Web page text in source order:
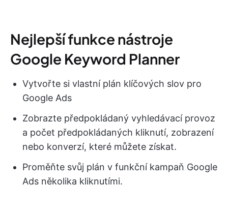
Nejlepší funkce nástroje
Google Keyword Planner
Vytvořte si vlastní plán klíčových slov pro
Google Ads
Zobrazte předpokládaný vyhledávací provoz
a počet předpokládaných kliknutí, zobrazení
nebo konverzí, které můžete získat.
Proměňte svůj plán v funkční kampaň Google
Ads několika kliknutími.